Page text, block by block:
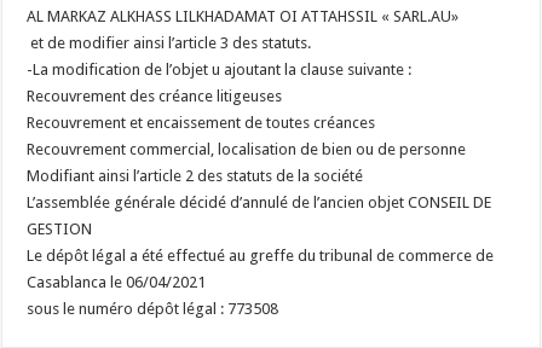
AL MARKAZ ALKHASS LILKHADAMAT OI ATTAHSSIL « SARL.AU»
et de modifier ainsi l’article 3 des statuts.
-La modification de l’objet u ajoutant la clause suivante :
Recouvrement des créance litigeuses
Recouvrement et encaissement de toutes créances
Recouvrement commercial, localisation de bien ou de personne
Modifiant ainsi l’article 2 des statuts de la société
L’assemblée générale décidé d’annulé de l’ancien objet CONSEIL DE
GESTION
Le dépôt légal a été effectué au greffe du tribunal de commerce de
Casablanca le 06/04/2021
sous le numéro dépôt légal : 773508